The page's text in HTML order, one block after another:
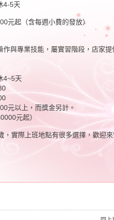
4-5天
元起（含每週小費的發放）
作與專業技能，屬實習階段，店家
4~5天
元以上，而獎金另計。
元起）
，實際上班地點有很多選擇，歡迎